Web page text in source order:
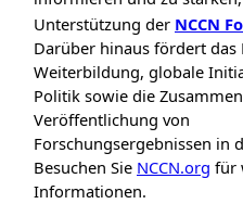
Unterstützung der NCCN
Darüber hinaus fördert das
Weiterbildung, globale
Politik sowie die
Veröffentlichung von
Forschungsergebnissen in
Besuchen Sie NCCN.org für
Informationen.